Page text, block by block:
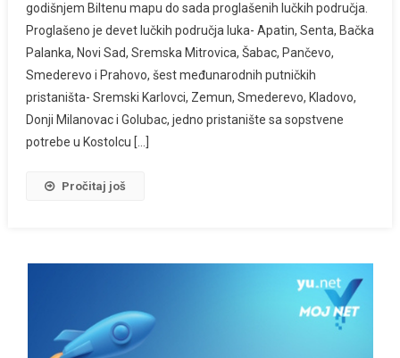
godišnjem Biltenu mapu do sada proglašenih lučkih područja.
Proglašeno je devet lučkih područja luka- Apatin, Senta, Bačka
Palanka, Novi Sad, Sremska Mitrovica, Šabac, Pančevo,
Smederevo i Prahovo, šest međunarodnih putničkih
pristaništa- Sremski Karlovci, Zemun, Smederevo, Kladovo,
Donji Milanovac i Golubac, jedno pristanište sa sopstvene
potrebe u Kostolcu […]
Pročitaj još